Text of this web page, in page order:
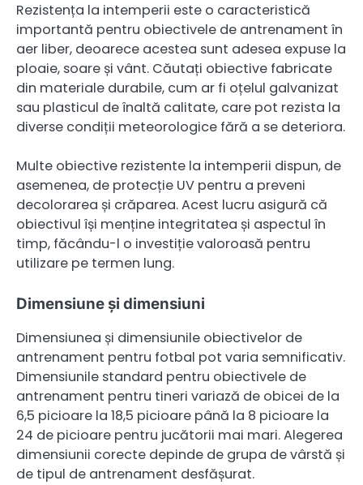
Rezistența la intemperii este o caracteristică
importantă pentru obiectivele de antrenament în
aer liber, deoarece acestea sunt adesea expuse la
ploaie, soare și vânt. Căutați obiective fabricate
din materiale durabile, cum ar fi oțelul galvanizat
sau plasticul de înaltă calitate, care pot rezista la
diverse condiții meteorologice fără a se deteriora.
Multe obiective rezistente la intemperii dispun, de
asemenea, de protecție UV pentru a preveni
decolorarea și crăparea. Acest lucru asigură că
obiectivul își menține integritatea și aspectul în
timp, făcându-l o investiție valoroasă pentru
utilizare pe termen lung.
Dimensiune și dimensiuni
Dimensiunea și dimensiunile obiectivelor de
antrenament pentru fotbal pot varia semnificativ.
Dimensiunile standard pentru obiectivele de
antrenament pentru tineri variază de obicei de la
6,5 picioare la 18,5 picioare până la 8 picioare la
24 de picioare pentru jucătorii mai mari. Alegerea
dimensiunii corecte depinde de grupa de vârstă și
de tipul de antrenament desfășurat.